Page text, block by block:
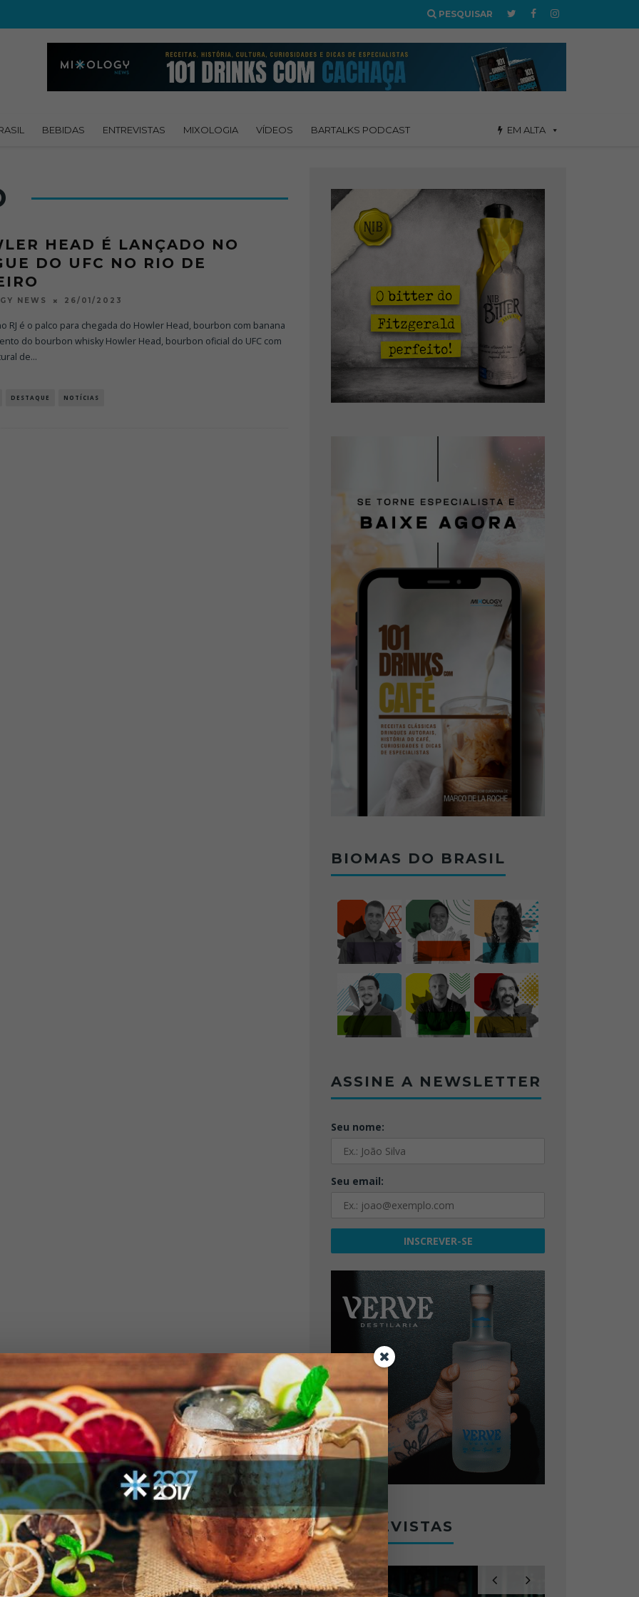
PESQUISAR
BEBIDAS ENTREVISTAS MIXOLOGIA VÍDEOS BARTALKS PODCAST EM ALTA
HEAD É LANÇADO NO
DO UFC NO RIO DE
NEWS 26/01/2023
RJ é o palco para chegada do Howler Head, bourbon com banana
do bourbon whisky Howler Head, bourbon oficial do UFC com
de...
DESTAQUE NOTÍCIAS
BIOMAS DO BRASIL
ASSINE A NEWSLETTER
Seu nome:
Seu email:
ENTREVISTAS